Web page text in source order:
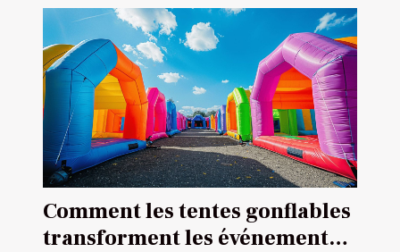
Comment les tentes gonflables
transforment les événements